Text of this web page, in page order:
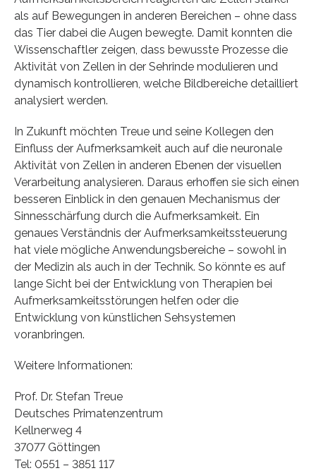
als auf Bewegungen in anderen Bereichen – ohne dass
das Tier dabei die Augen bewegte. Damit konnten die
Wissenschaftler zeigen, dass bewusste Prozesse die
Aktivität von Zellen in der Sehrinde modulieren und
dynamisch kontrollieren, welche Bildbereiche detailliert
analysiert werden.
In Zukunft möchten Treue und seine Kollegen den
Einfluss der Aufmerksamkeit auch auf die neuronale
Aktivität von Zellen in anderen Ebenen der visuellen
Verarbeitung analysieren. Daraus erhoffen sie sich einen
besseren Einblick in den genauen Mechanismus der
Sinnesschärfung durch die Aufmerksamkeit. Ein
genaues Verständnis der Aufmerksamkeitssteuerung
hat viele mögliche Anwendungsbereiche – sowohl in
der Medizin als auch in der Technik. So könnte es auf
lange Sicht bei der Entwicklung von Therapien bei
Aufmerksamkeitsstörungen helfen oder die
Entwicklung von künstlichen Sehsystemen
voranbringen.
Weitere Informationen:
Prof. Dr. Stefan Treue
Deutsches Primatenzentrum
Kellnerweg 4
37077 Göttingen
Tel: 0551 – 3851 117